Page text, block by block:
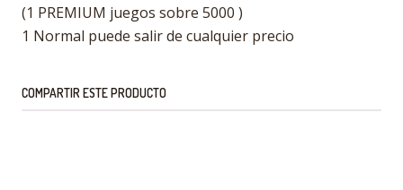
(1 PREMIUM juegos sobre 5000 )
1 Normal puede salir de cualquier precio
COMPARTIR ESTE PRODUCTO